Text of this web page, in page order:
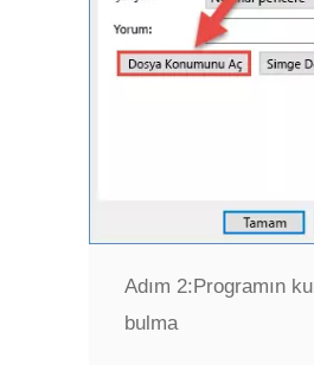
Adım 2:Programın
bulma